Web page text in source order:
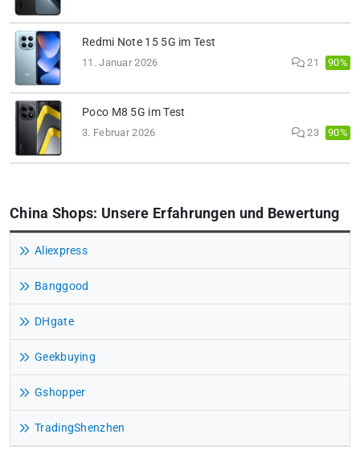
Redmi Note 15 5G im Test
11. Januar 2026 21 90%
Poco M8 5G im Test
3. Februar 2026 23 90%
China Shops: Unsere Erfahrungen und Bewertung
Aliexpress
Banggood
DHgate
Geekbuying
Gshopper
TradingShenzhen